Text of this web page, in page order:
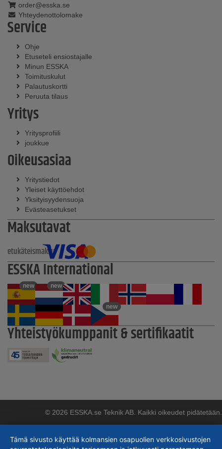
order@esska.se
Yhteydenottolomake
Service
Ohje
Etuseteli ensiostajalle
Minun ESSKA
Toimituskulut
Palautuskortti
Peruuta tilaus
Yritys
Yritysprofiili
joukkue
Oikeusasiaa
Yritystiedot
Yleiset käyttöehdot
Yksityisyydensuoja
Evästeasetukset
Maksutavat
etukäteismaksu
ESSKA International
new new
new
Yhteistyökumppanit & sertifikaatit
© 2026 ESSKA.se Teknik AB. Kaikki oikeudet pidätetään.
Tämä sivusto käyttää kolmansien osapuolien verkkosivustojen